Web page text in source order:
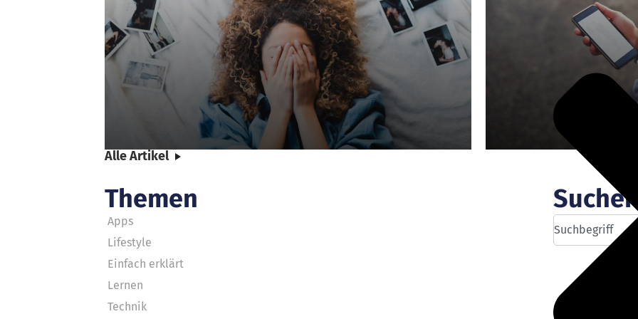
Alle Artikel
Themen
Apps
Lifestyle
Einfach erklärt
Lernen
Technik